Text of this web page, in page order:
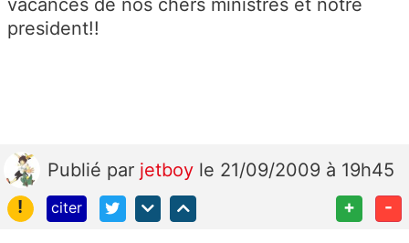
vacances de nos chers ministres et notre
president!!
Publié par jetboy le 21/09/2009 à 19h45
!
citer + -